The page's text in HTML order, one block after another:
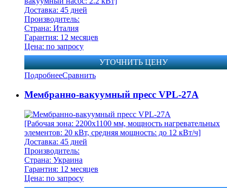
Доставка: 45 дней
Производитель:
Страна: Италия
Гарантия: 12 месяцев
Цена: по запросу
УТОЧНИТЬ ЦЕНУ
ПодробнееСравнить
Мембранно-вакуумный пресс VPL-27А
[Рабочая зона: 2200х1100 мм, мощность нагревательных
элементов: 20 кВт, средняя мощность: до 12 кВт/ч]
Доставка: 45 дней
Производитель:
Страна: Украина
Гарантия: 12 месяцев
Цена: по запросу